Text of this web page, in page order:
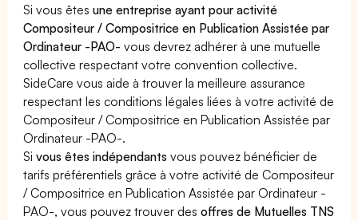
Si vous êtesune entreprise ayant pour activité
Compositeur / Compositrice en Publication Assistée par
Ordinateur -PAO- vous devrez adhérer à une mutuelle
collective respectant votre convention collective.
SideCare vous aide à trouver la meilleure assurance
respectant les conditions légales liées à votre activité de
Compositeur / Compositrice en Publication Assistée par
Ordinateur -PAO-.
Sivous êtes indépendants vous pouvez bénéficier de
tarifs préférentiels grâce à votre activité de Compositeur
/ Compositrice en Publication Assistée par Ordinateur -
PAO-, vous pouvez trouver desoffres de Mutuelles TNS